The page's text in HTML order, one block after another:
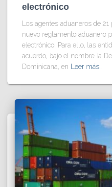
electrónico
Los agentes aduaneros de
nuevo reglamento aduanero
electrónico. Para ello, las
acuerdo, bajo el nombre la
Dominicana, en
Leer más…